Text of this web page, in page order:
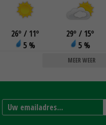
26° / 11°
5 %
29° / 15°
5 %
MEER WEER